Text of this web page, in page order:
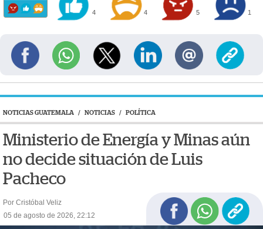
4 4 5 1
NOTICIAS GUATEMALA / NOTICIAS / POLÍTICA
Ministerio de Energía y Minas aún
no decide situación de Luis
Pacheco
Por Cristóbal Veliz
05 de agosto de 2026, 22:12